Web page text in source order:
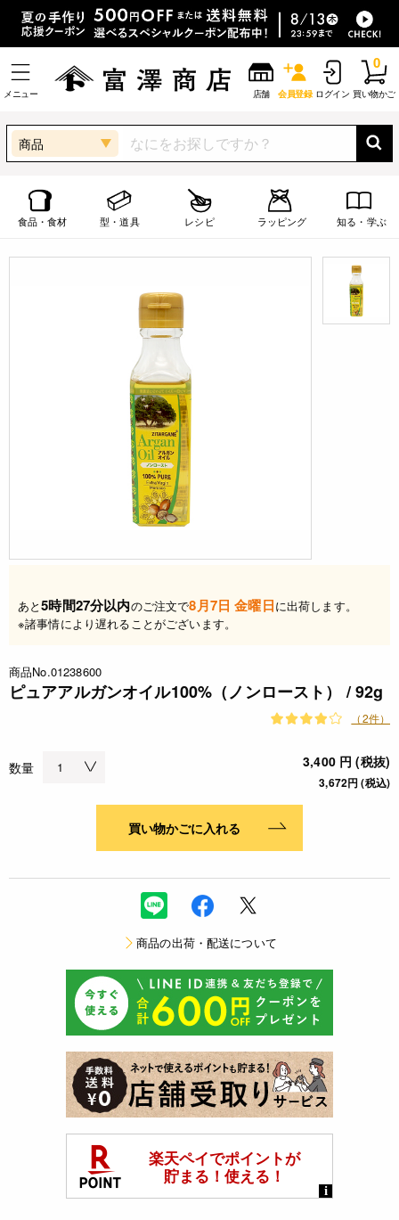
メニュー 店舗 会員登録 ログイン 買い物かご
0
商品
食品・食材 型・道具 レシピ ラッピング 知る・学ぶ
あと5時間27分以内のご注文で8月7日 金曜日に出荷します。
※諸事情により遅れることがございます。
商品No.01238600
ピュアアルガンオイル100%（ノンロースト） / 92g
（2件）
数量 3,400 円 (税抜)
3,672円 (税込)
買い物かごに入れる
商品の出荷・配送について